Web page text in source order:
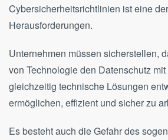
Cybersicherheitsrichtlinien ist eine
Herausforderungen.
Unternehmen müssen sicherstellen,
von Technologie den Datenschutz
gleichzeitig technische Lösungen
ermöglichen, effizient und sicher zu
Es besteht auch die Gefahr des